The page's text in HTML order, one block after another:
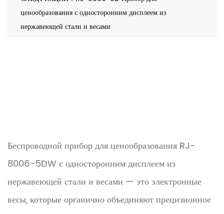
ценообразования с односторонним дисплеем из
нержавеющей стали и весами
Беспроводной прибор для ценообразования RJ-
8006-5DW с односторонним дисплеем из
нержавеющей стали и весами — это электронные
весы, которые органично объединяют прецизионное